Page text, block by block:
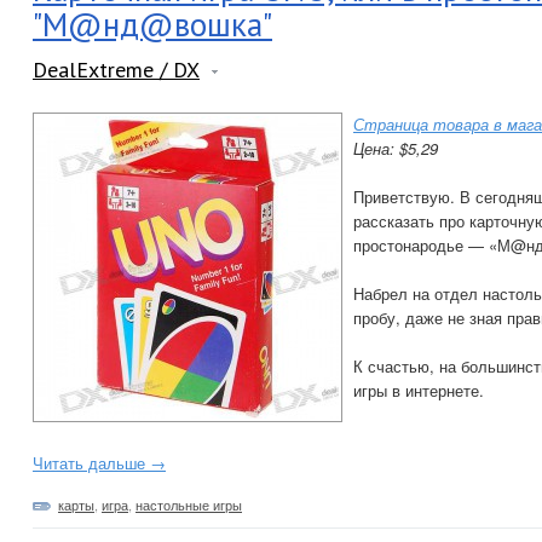
"М@нд@вошка"
DealExtreme / DX
Страница товара в
Цена: $5,29
Приветствую. В
рассказать про
простонародье —
Набрел на отдел
пробу, даже не зная
К счастью, на
игры в интернете.
Читать дальше →
карты игра настольные игры